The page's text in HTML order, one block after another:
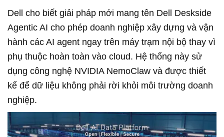
Dell cho biết giải pháp mới mang tên Dell Deskside
Agentic AI cho phép doanh nghiệp xây dựng và vận
hành các AI agent ngay trên máy trạm nội bộ thay vì
phụ thuộc hoàn toàn vào cloud. Hệ thống này sử
dụng công nghệ NVIDIA NemoClaw và được thiết
kế để dữ liệu không phải rời khỏi môi trường doanh
nghiệp.